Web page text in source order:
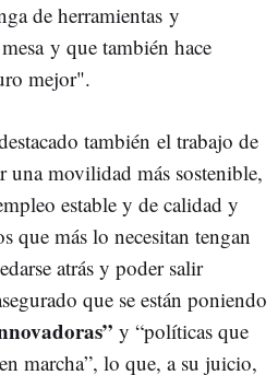
de herramientas y
y que también hace
mejor".
también el trabajo de
una movilidad más sostenible,
estable y de calidad y
que más lo necesitan tengan
atrás y poder salir
que se están poniendo
y “políticas que
marcha”, lo que, a su juicio,